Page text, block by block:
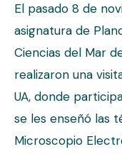
El pasado 8 de
asignatura de
Ciencias del Mar
realizaron una
UA, donde
se les enseñó las
Microscopio